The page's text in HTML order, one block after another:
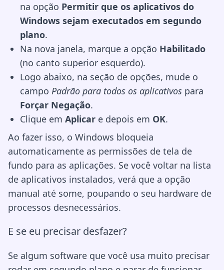
na opção Permitir que os aplicativos do
Windows sejam executados em segundo
plano.
Na nova janela, marque a opção Habilitado
(no canto superior esquerdo).
Logo abaixo, na seção de opções, mude o
campo Padrão para todos os aplicativos para
Forçar Negação.
Clique em Aplicar e depois em OK.
Ao fazer isso, o Windows bloqueia
automaticamente as permissões de tela de
fundo para as aplicações. Se você voltar na lista
de aplicativos instalados, verá que a opção
manual até some, poupando o seu hardware de
processos desnecessários.
E se eu precisar desfazer?
Se algum software que você usa muito precisar